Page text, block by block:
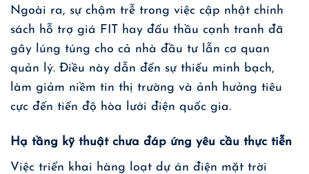
Ngoài ra, sự chậm trễ trong việc cập nhật chính
sách hỗ trợ giá FIT hay đấu thầu cạnh tranh đã
gây lúng túng cho cả nhà đầu tư lẫn cơ quan
quản lý. Điều này dẫn đến sự thiếu minh bạch,
làm giảm niềm tin thị trường và ảnh hưởng tiêu
cực đến tiến độ hòa lưới điện quốc gia.
Hạ tầng kỹ thuật chưa đáp ứng yêu cầu thực tiễn
Việc triển khai hàng loạt dự án điện mặt trời